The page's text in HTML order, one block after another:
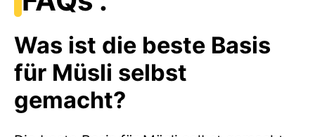
Was ist die beste Basis
für Müsli selbst
gemacht?